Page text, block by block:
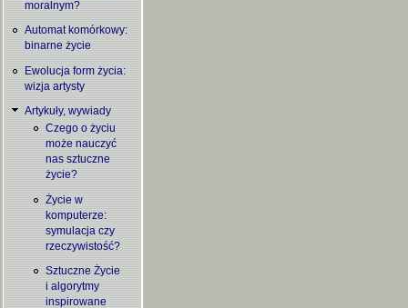
moralnym?
Automat komórkowy:
binarne życie
Ewolucja form życia:
wizja artysty
Artykuły, wywiady
Czego o życiu
może nauczyć
nas sztuczne
życie?
Życie w
komputerze:
symulacja czy
rzeczywistość?
Sztuczne Życie
i algorytmy
inspirowane